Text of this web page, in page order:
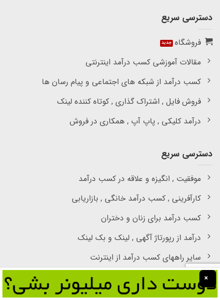
دسترسی سریع
فروشگاه
مقالات آموزشی کسب درآمد اینترنتی
کسب درآمد از شبکه های اجتماعی و پیام رسان ها
فروش فایل , اشتراک گذاری , کوتاه کننده لینک
درآمد کلیکی , پاپ آپ , همکاری در فروش
دسترسی سریع
موفقیت , انگیزه و علاقه در کسب درآمد
کارآفرینی , کسب درآمد خانگی , بازاریابی
کسب درآمد برای زنان و دختران
درآمد از رپورتاژ آگهی , لینک و بک لینک
سایر راههای کسب درآمد از اینترنت
عضویت در خبرنامه :
×